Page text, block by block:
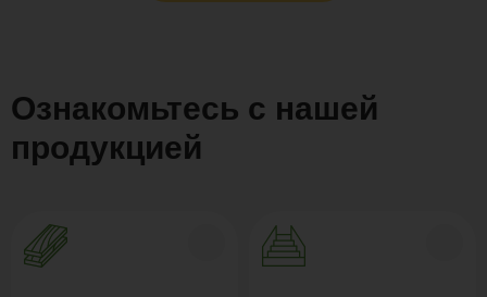
Ознакомьтесь с нашей
продукцией